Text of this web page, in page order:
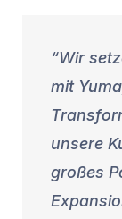
Wir
mit
unsere
großes